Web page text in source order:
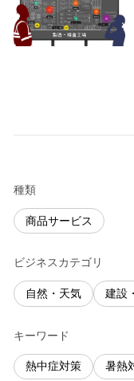
種類
商品サービス
ビジネスカテゴリ
自然・天気 建設
キーワード
熱中症対策 暑熱